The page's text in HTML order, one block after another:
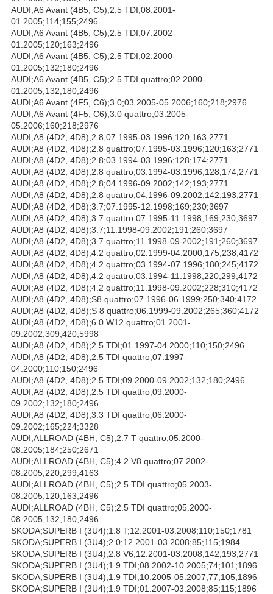
AUDI;A6 Avant (4B5, C5);2.5 TDI;08.2001-
01.2005;114;155;2496
AUDI;A6 Avant (4B5, C5);2.5 TDI;07.2002-
01.2005;120;163;2496
AUDI;A6 Avant (4B5, C5);2.5 TDI;02.2000-
01.2005;132;180;2496
AUDI;A6 Avant (4B5, C5);2.5 TDI quattro;02.2000-
01.2005;132;180;2496
AUDI;A6 Avant (4F5, C6);3.0;03.2005-05.2006;160;218;2976
AUDI;A6 Avant (4F5, C6);3.0 quattro;03.2005-
05.2006;160;218;2976
AUDI;A8 (4D2, 4D8);2.8;07.1995-03.1996;120;163;2771
AUDI;A8 (4D2, 4D8);2.8 quattro;07.1995-03.1996;120;163;2771
AUDI;A8 (4D2, 4D8);2.8;03.1994-03.1996;128;174;2771
AUDI;A8 (4D2, 4D8);2.8 quattro;03.1994-03.1996;128;174;2771
AUDI;A8 (4D2, 4D8);2.8;04.1996-09.2002;142;193;2771
AUDI;A8 (4D2, 4D8);2.8 quattro;04.1996-09.2002;142;193;2771
AUDI;A8 (4D2, 4D8);3.7;07.1995-12.1998;169;230;3697
AUDI;A8 (4D2, 4D8);3.7 quattro;07.1995-11.1998;169;230;3697
AUDI;A8 (4D2, 4D8);3.7;11.1998-09.2002;191;260;3697
AUDI;A8 (4D2, 4D8);3.7 quattro;11.1998-09.2002;191;260;3697
AUDI;A8 (4D2, 4D8);4.2 quattro;02.1999-04.2000;175;238;4172
AUDI;A8 (4D2, 4D8);4.2 quattro;03.1994-07.1996;180;245;4172
AUDI;A8 (4D2, 4D8);4.2 quattro;03.1994-11.1998;220;299;4172
AUDI;A8 (4D2, 4D8);4.2 quattro;11.1998-09.2002;228;310;4172
AUDI;A8 (4D2, 4D8);S8 quattro;07.1996-06.1999;250;340;4172
AUDI;A8 (4D2, 4D8);S 8 quattro;06.1999-09.2002;265;360;4172
AUDI;A8 (4D2, 4D8);6.0 W12 quattro;01.2001-
09.2002;309;420;5998
AUDI;A8 (4D2, 4D8);2.5 TDI;01.1997-04.2000;110;150;2496
AUDI;A8 (4D2, 4D8);2.5 TDI quattro;07.1997-
04.2000;110;150;2496
AUDI;A8 (4D2, 4D8);2.5 TDI;09.2000-09.2002;132;180;2496
AUDI;A8 (4D2, 4D8);2.5 TDI quattro;09.2000-
09.2002;132;180;2496
AUDI;A8 (4D2, 4D8);3.3 TDI quattro;06.2000-
09.2002;165;224;3328
AUDI;ALLROAD (4BH, C5);2.7 T quattro;05.2000-
08.2005;184;250;2671
AUDI;ALLROAD (4BH, C5);4.2 V8 quattro;07.2002-
08.2005;220;299;4163
AUDI;ALLROAD (4BH, C5);2.5 TDI quattro;05.2003-
08.2005;120;163;2496
AUDI;ALLROAD (4BH, C5);2.5 TDI quattro;05.2000-
08.2005;132;180;2496
SKODA;SUPERB I (3U4);1.8 T;12.2001-03.2008;110;150;1781
SKODA;SUPERB I (3U4);2.0;12.2001-03.2008;85;115;1984
SKODA;SUPERB I (3U4);2.8 V6;12.2001-03.2008;142;193;2771
SKODA;SUPERB I (3U4);1.9 TDI;08.2002-10.2005;74;101;1896
SKODA;SUPERB I (3U4);1.9 TDI;10.2005-05.2007;77;105;1896
SKODA;SUPERB I (3U4);1.9 TDI;01.2007-03.2008;85;115;1896